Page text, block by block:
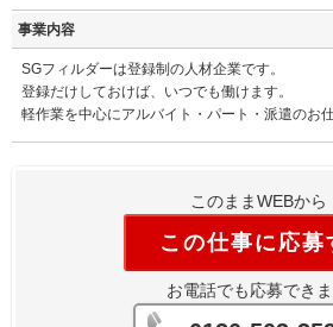
事業内容
SGフィルダーは登録制の人材企業です。
登録だけしておけば、いつでも働けます。
軽作業を中心にアルバイト・パート・派遣のお
このままWEBから
この仕事に応募
お電話でも応募できま